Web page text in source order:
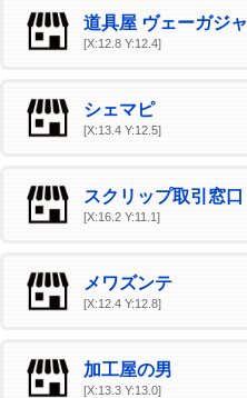
道具屋 ヴェーガジャ
[X:12.8 Y:12.4]
シェマピ
[X:13.4 Y:12.5]
スクリップ取引窓口
[X:16.2 Y:11.1]
メワズンテ
[X:12.4 Y:12.8]
加工屋の男
[X:13.3 Y:13.0]